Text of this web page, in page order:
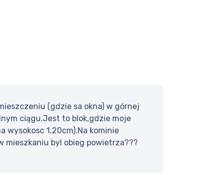
(gdzie sa okna) w górnej
ciągu.Jest to blok,gdzie moje
wysokosc 1,20cm).Na kominie
byl obieg powietrza???